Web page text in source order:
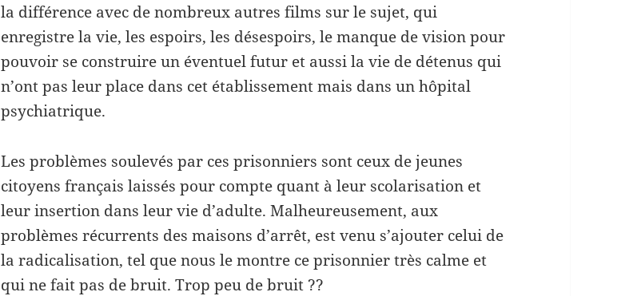
la différence avec de nombreux autres films sur le sujet, qui
enregistre la vie, les espoirs, les désespoirs, le manque de vision pour
pouvoir se construire un éventuel futur et aussi la vie de détenus qui
n’ont pas leur place dans cet établissement mais dans un hôpital
psychiatrique.
Les problèmes soulevés par ces prisonniers sont ceux de jeunes
citoyens français laissés pour compte quant à leur scolarisation et
leur insertion dans leur vie d’adulte. Malheureusement, aux
problèmes récurrents des maisons d’arrêt, est venu s’ajouter celui de
la radicalisation, tel que nous le montre ce prisonnier très calme et
qui ne fait pas de bruit. Trop peu de bruit ??